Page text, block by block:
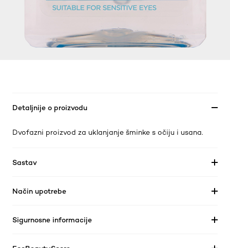
Detaljnije o proizvodu
Dvofazni proizvod za uklanjanje šminke s očiju i usana.
Sastav
Način upotrebe
Sigurnosne informacije